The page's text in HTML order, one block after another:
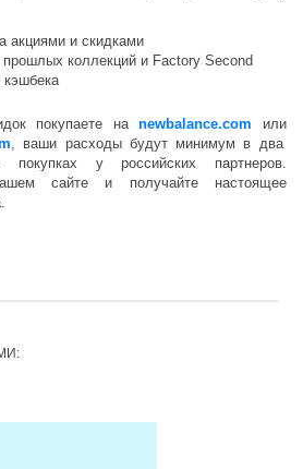
акциями и скидками
коллекций и Factory Second
кэшбека
покупаете наnewbalance.com
или
, ваши расходы будут минимум в два
у российских партнеров.
сайте и получайте настоящее